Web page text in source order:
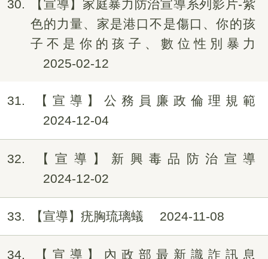
30
【宣導】家庭暴力防治宣導系列影片-紫
色的力量、家是港口不是傷口、你的孩
子不是你的孩子、數位性別暴力
2025-02-12
31
【宣導】公務員廉政倫理規範
2024-12-04
32
【宣導】新興毒品防治宣導
2024-12-02
33 【宣導】疣胸琉璃蟻 2024-11-08
34 【宣導】內政部最新識詐訊息